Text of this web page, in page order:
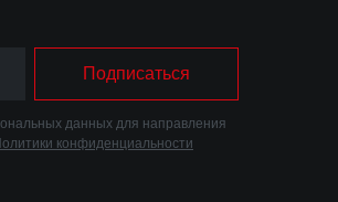
Подписаться
данных для направления
конфиденциальности